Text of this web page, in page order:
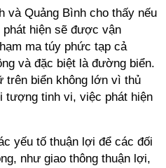
và Quảng Bình cho thấy nếu
hiện sẽ được vận
ma túy phức tạp cả
và đặc biệt là đường biển.
trên biển không lớn vì thủ
tượng tinh vi, việc phát hiện
yếu tố thuận lợi để các đối
như giao thông thuận lợi,